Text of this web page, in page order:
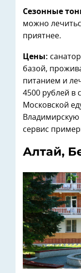
Сезонные
можно
приятнее.
Цены:
базой,
питанием и
4500 рублей в
Московской
сервис
Алтай,